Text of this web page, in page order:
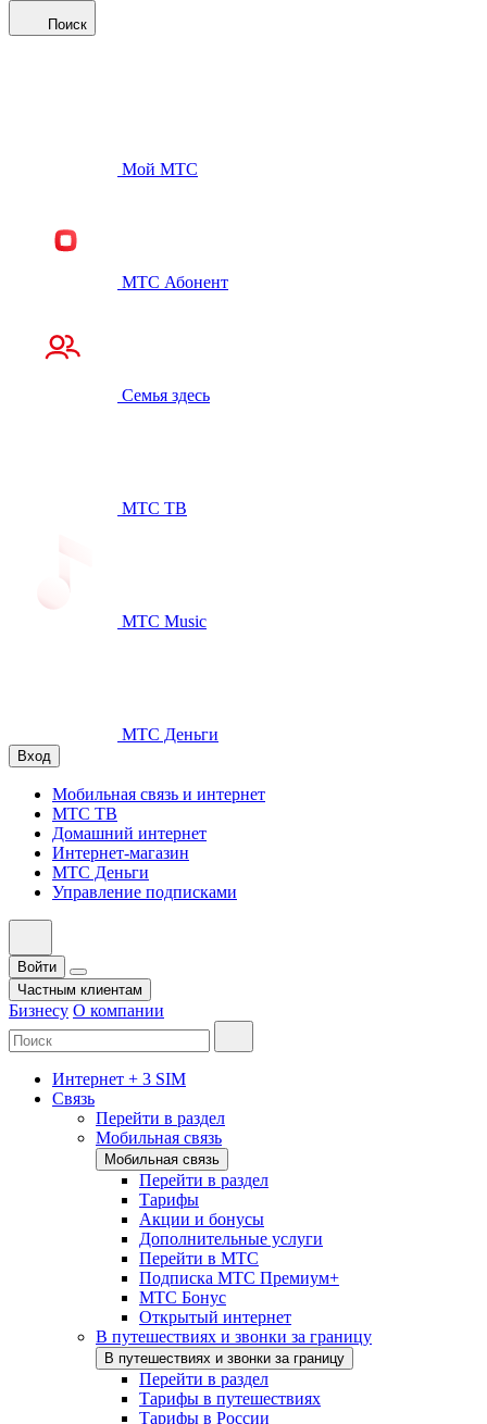
Поиск
Мой МТС
МТС Абонент
Семья здесь
МТС ТВ
МТС Music
МТС Деньги
Вход
Мобильная связь и интернет
МТС ТВ
Домашний интернет
Интернет-магазин
МТС Деньги
Управление подписками
Войти
Частным клиентам
Бизнесу О компании
Интернет + 3 SIM
Связь
Перейти в раздел
Мобильная связь
Мобильная связь
Перейти в раздел
Тарифы
Акции и бонусы
Дополнительные услуги
Перейти в МТС
Подписка МТС Премиум+
МТС Бонус
Открытый интернет
В путешествиях и звонки за границу
В путешествиях и звонки за границу
Перейти в раздел
Тарифы в путешествиях
Тарифы в России